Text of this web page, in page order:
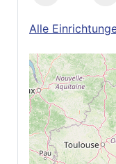
Alle